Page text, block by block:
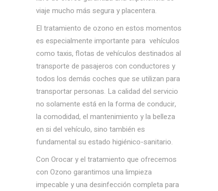
viaje mucho más segura y placentera.
El tratamiento de ozono en estos momentos
es especialmente importante para vehículos
como taxis, flotas de vehículos destinados al
transporte de pasajeros con conductores y
todos los demás coches que se utilizan para
transportar personas. La calidad del servicio
no solamente está en la forma de conducir,
la comodidad, el mantenimiento y la belleza
en si del vehículo, sino también es
fundamental su estado higiénico-sanitario.
Con Orocar y el tratamiento que ofrecemos
con Ozono garantimos una limpieza
impecable y una desinfección completa para